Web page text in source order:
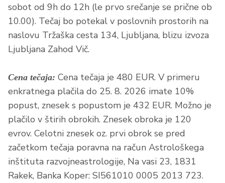
sobot od 9h do 12h (le prvo srečanje se prične ob
10.00). Tečaj bo potekal v poslovnih prostorih na
naslovu Tržaška cesta 134, Ljubljana, blizu izvoza
Ljubljana Zahod Vič.
Cena tečaja: Cena tečaja je 480 EUR. V primeru
enkratnega plačila do 25. 8. 2026 imate 10%
popust, znesek s popustom je 432 EUR. Možno je
plačilo v štirih obrokih. Znesek obroka je 120
evrov. Celotni znesek oz. prvi obrok se pred
začetkom tečaja poravna na račun Astrološkega
inštituta razvojneastrologije, Na vasi 23, 1831
Rakek, Banka Koper: SI561010 0005 2013 723.